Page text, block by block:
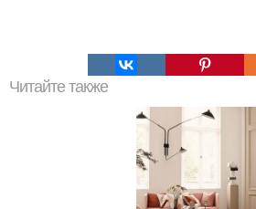
Читайте также